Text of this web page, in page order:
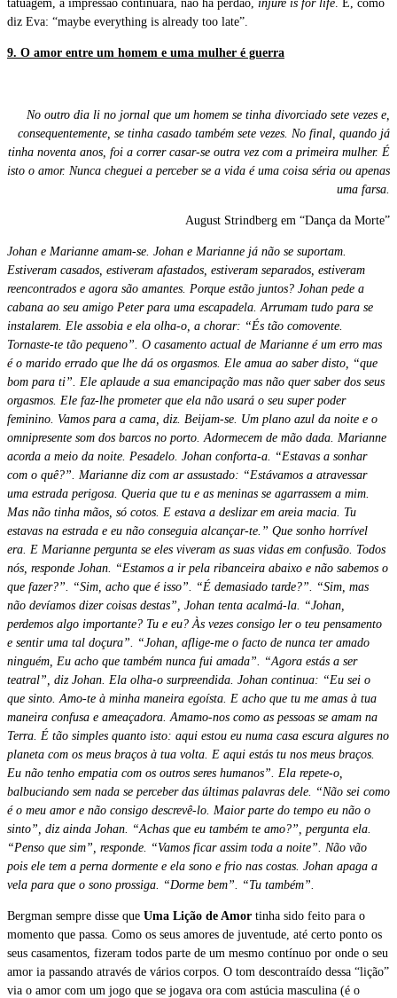
tatuagem, a impressão continuará, não há perdão, injure is for life . E, como
diz Eva: “maybe everything is already too late”.
9. O amor entre um homem e uma mulher é guerra
No outro dia li no jornal que um homem se tinha divorciado sete vezes e,
consequentemente, se tinha casado também sete vezes. No final, quando já
tinha noventa anos, foi a correr casar-se outra vez com a primeira mulher. É
isto o amor. Nunca cheguei a perceber se a vida é uma coisa séria ou apenas
uma farsa.
August Strindberg em “Dança da Morte”
Johan e Marianne amam-se. Johan e Marianne já não se suportam.
Estiveram casados, estiveram afastados, estiveram separados, estiveram
reencontrados e agora são amantes. Porque estão juntos? Johan pede a
cabana ao seu amigo Peter para uma escapadela. Arrumam tudo para se
instalarem. Ele assobia e ela olha-o, a chorar: “És tão comovente.
Tornaste-te tão pequeno”. O casamento actual de Marianne é um erro mas
é o marido errado que lhe dá os orgasmos. Ele amua ao saber disto, “que
bom para ti”. Ele aplaude a sua emancipação mas não quer saber dos seus
orgasmos. Ele faz-lhe prometer que ela não usará o seu super poder
feminino. Vamos para a cama, diz. Beijam-se. Um plano azul da noite e o
omnipresente som dos barcos no porto. Adormecem de mão dada. Marianne
acorda a meio da noite. Pesadelo. Johan conforta-a. “Estavas a sonhar
com o quê?”. Marianne diz com ar assustado: “Estávamos a atravessar
uma estrada perigosa. Queria que tu e as meninas se agarrassem a mim.
Mas não tinha mãos, só cotos. E estava a deslizar em areia macia. Tu
estavas na estrada e eu não conseguia alcançar-te.” Que sonho horrível
era. E Marianne pergunta se eles viveram as suas vidas em confusão. Todos
nós, responde Johan. “Estamos a ir pela ribanceira abaixo e não sabemos o
que fazer?”. “Sim, acho que é isso”. “É demasiado tarde?”. “Sim, mas
não devíamos dizer coisas destas”, Johan tenta acalmá-la. “Johan,
perdemos algo importante? Tu e eu? Às vezes consigo ler o teu pensamento
e sentir uma tal doçura”. “Johan, aflige-me o facto de nunca ter amado
ninguém, Eu acho que também nunca fui amada”. “Agora estás a ser
teatral” , diz Johan. Ela olha-o surpreendida. Johan continua: “Eu sei o
que sinto. Amo-te à minha maneira egoísta. E acho que tu me amas à tua
maneira confusa e ameaçadora. Amamo-nos como as pessoas se amam na
Terra. É tão simples quanto isto: aqui estou eu numa casa escura algures no
planeta com os meus braços à tua volta. E aqui estás tu nos meus braços.
Eu não tenho empatia com os outros seres humanos”. Ela repete-o,
balbuciando sem nada se perceber das últimas palavras dele. “Não sei como
é o meu amor e não consigo descrevê-lo. Maior parte do tempo eu não o
sinto”, diz ainda Johan. “Achas que eu também te amo?”, pergunta ela.
“Penso que sim”, responde. “Vamos ficar assim toda a noite”. Não vão
pois ele tem a perna dormente e ela sono e frio nas costas. Johan apaga a
vela para que o sono prossiga. “Dorme bem”. “Tu também”.
Bergman sempre disse que Uma Lição de Amor tinha sido feito para o
momento que passa. Como os seus amores de juventude, até certo ponto os
seus casamentos, fizeram todos parte de um mesmo contínuo por onde o seu
amor ia passando através de vários corpos. O tom descontraído dessa “lição”
via o amor com um jogo que se jogava ora com astúcia masculina (é o